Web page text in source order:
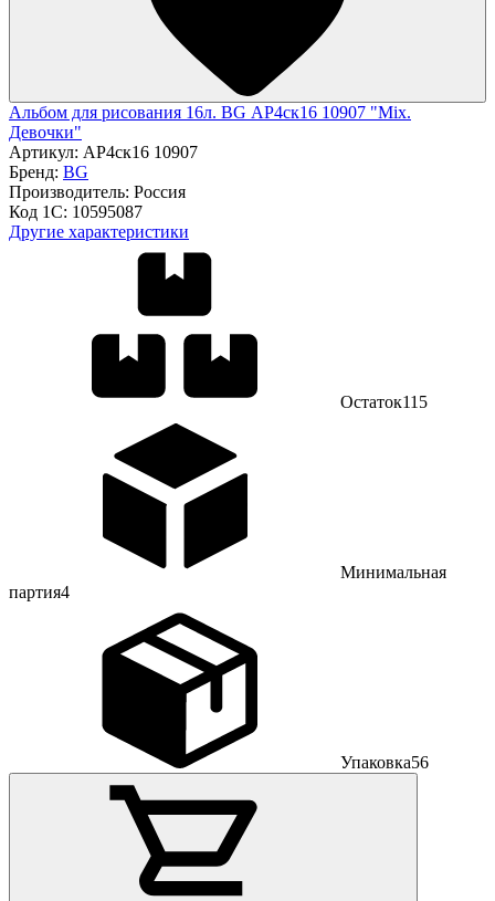
Альбом для рисования 16л. BG АР4ск16 10907 "Mix.
Девочки"
Артикул: АР4ск16 10907
Бренд: BG
Производитель: Россия
Код 1С: 10595087
Другие характеристики
Остаток115
Минимальная
партия4
Упаковка56